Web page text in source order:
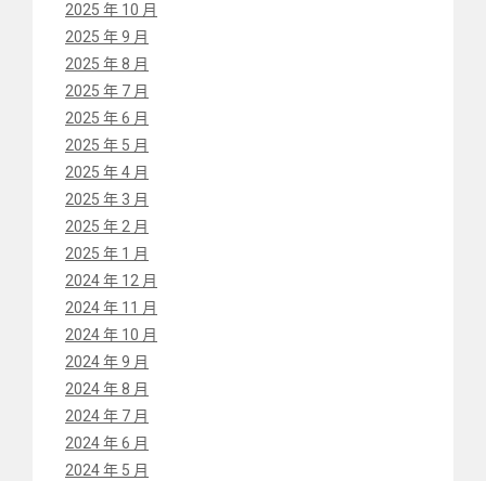
2025 年 10 月
2025 年 9 月
2025 年 8 月
2025 年 7 月
2025 年 6 月
2025 年 5 月
2025 年 4 月
2025 年 3 月
2025 年 2 月
2025 年 1 月
2024 年 12 月
2024 年 11 月
2024 年 10 月
2024 年 9 月
2024 年 8 月
2024 年 7 月
2024 年 6 月
2024 年 5 月